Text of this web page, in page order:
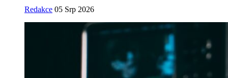
Redakce 05 Srp 2026